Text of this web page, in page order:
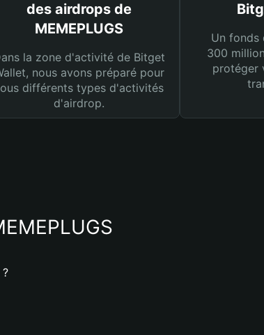
des airdrops de
MEMEPLUGS
la zone d'activité de Bitget
nous avons préparé pour
différents types d'activités
d'airdrop.
Un fonds
300
protéger